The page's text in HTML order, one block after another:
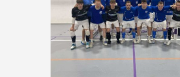
Hírek
Kapcsolat